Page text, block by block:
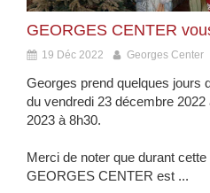
GEORGES CENTER
19 Déc 2022 Georges Center
Georges prend quelques jours
du vendredi 23 décembre
2023 à 8h30.
Merci de noter que durant cette
GEORGES CENTER est ...